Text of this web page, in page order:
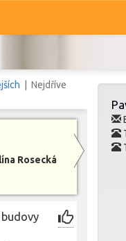
Pavlína Rosecká
Pozemky
| Nejdříve
Rosecká